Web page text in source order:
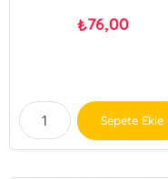
₺76,00
Sepete Ekle